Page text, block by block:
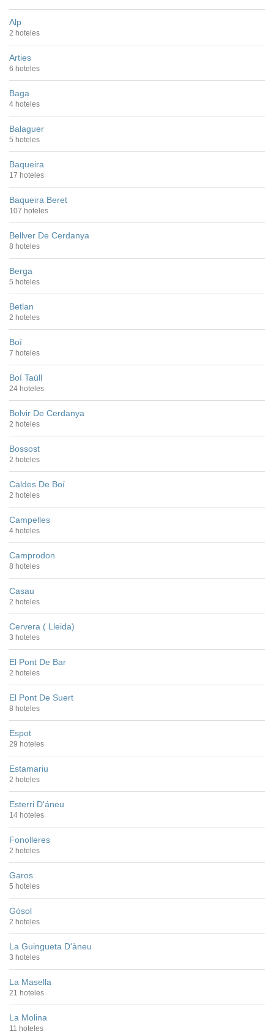
Alp
2 hoteles
Arties
6 hoteles
Baga
4 hoteles
Balaguer
5 hoteles
Baqueira
17 hoteles
Baqueira Beret
107 hoteles
Bellver De Cerdanya
8 hoteles
Berga
5 hoteles
Betlan
2 hoteles
Boí
7 hoteles
Boí Taüll
24 hoteles
Bolvir De Cerdanya
2 hoteles
Bossost
2 hoteles
Caldes De Boí
2 hoteles
Campelles
4 hoteles
Camprodon
8 hoteles
Casau
2 hoteles
Cervera ( Lleida)
3 hoteles
El Pont De Bar
2 hoteles
El Pont De Suert
8 hoteles
Espot
29 hoteles
Estamariu
2 hoteles
Esterri D'áneu
14 hoteles
Fonolleres
2 hoteles
Garos
5 hoteles
Gósol
2 hoteles
La Guingueta D'àneu
3 hoteles
La Masella
21 hoteles
La Molina
11 hoteles